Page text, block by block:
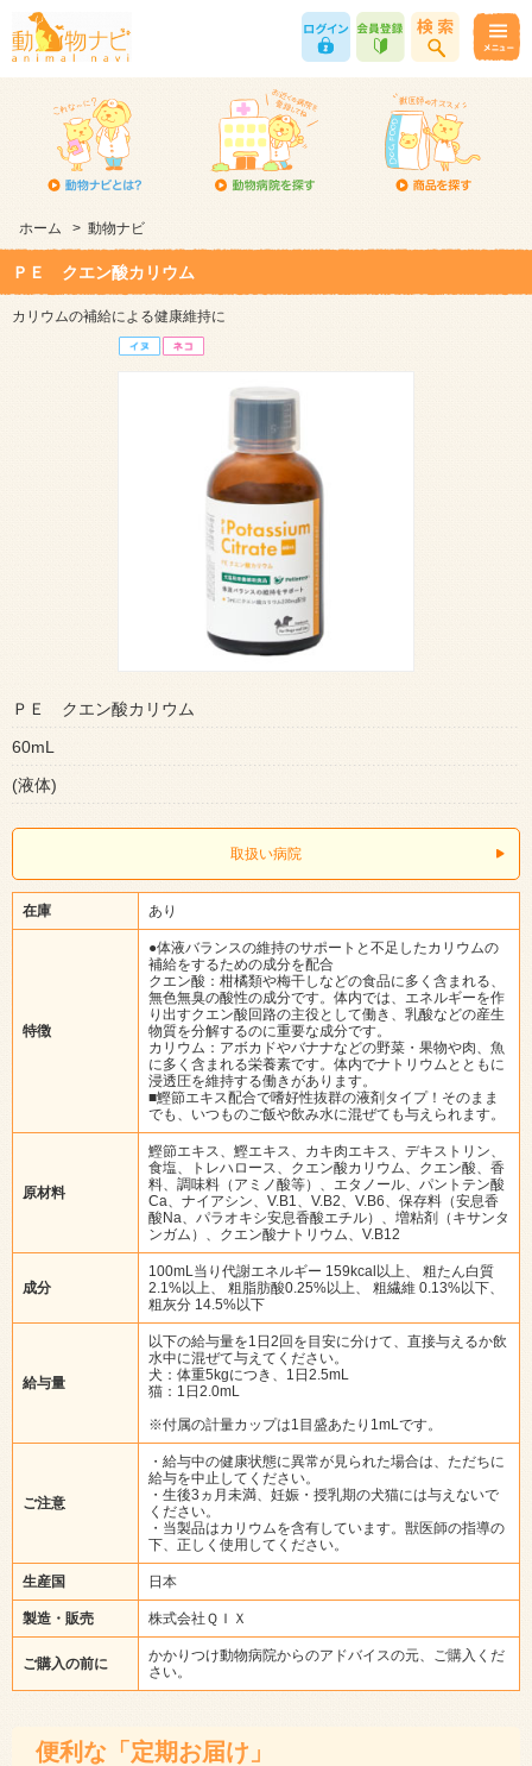
ホーム > 動物ナビ
ＰＥ クエン酸カリウム
カリウムの補給による健康維持に
ＰＥ クエン酸カリウム
60mL
(液体)
取扱い病院
在庫 あり
特徴
●体液バランスの維持のサポートと不足したカリウムの
補給をするための成分を配合
クエン酸：柑橘類や梅干しなどの食品に多く含まれる、
無色無臭の酸性の成分です。体内では、エネルギーを作
り出すクエン酸回路の主役として働き、乳酸などの産生
物質を分解するのに重要な成分です。
カリウム：アボカドやバナナなどの野菜・果物や肉、魚
に多く含まれる栄養素です。体内でナトリウムとともに
浸透圧を維持する働きがあります。
■鰹節エキス配合で嗜好性抜群の液剤タイプ！そのまま
でも、いつものご飯や飲み水に混ぜても与えられます。
原材料
鰹節エキス、鰹エキス、カキ肉エキス、デキストリン、
食塩、トレハロース、クエン酸カリウム、クエン酸、香
料、調味料（アミノ酸等）、エタノール、パントテン酸
Ca、ナイアシン、V.B1、V.B2、V.B6、保存料（安息香
酸Na、パラオキシ安息香酸エチル）、増粘剤（キサンタ
ンガム）、クエン酸ナトリウム、V.B12
成分
100mL当り代謝エネルギー 159kcal以上、 粗たん白質
2.1%以上、 粗脂肪酸0.25%以上、 粗繊維 0.13%以下、
粗灰分 14.5%以下
給与量
以下の給与量を1日2回を目安に分けて、直接与えるか飲
水中に混ぜて与えてください。
犬：体重5kgにつき、1日2.5mL
猫：1日2.0mL
※付属の計量カップは1目盛あたり1mLです。
ご注意
・給与中の健康状態に異常が見られた場合は、ただちに
給与を中止してください。
・生後3ヵ月未満、妊娠・授乳期の犬猫には与えないで
ください。
・当製品はカリウムを含有しています。獣医師の指導の
下、正しく使用してください。
生産国 日本
製造・販売 株式会社ＱＩＸ
ご購入の前に
かかりつけ動物病院からのアドバイスの元、ご購入くだ
さい。
便利な「定期お届け」